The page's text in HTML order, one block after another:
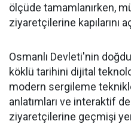
ölçüde tamamlanırken,
ziyaretçilerine kapılarını
Osmanlı Devleti'nin
köklü tarihini dijital
modern sergileme
anlatımları ve interaktif
ziyaretçilerine geçmişi